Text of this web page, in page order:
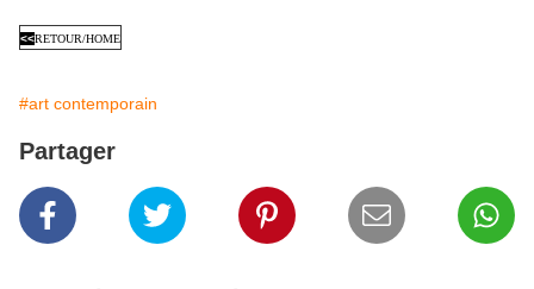
<<RETOUR/HOME
#art contemporain
Partager